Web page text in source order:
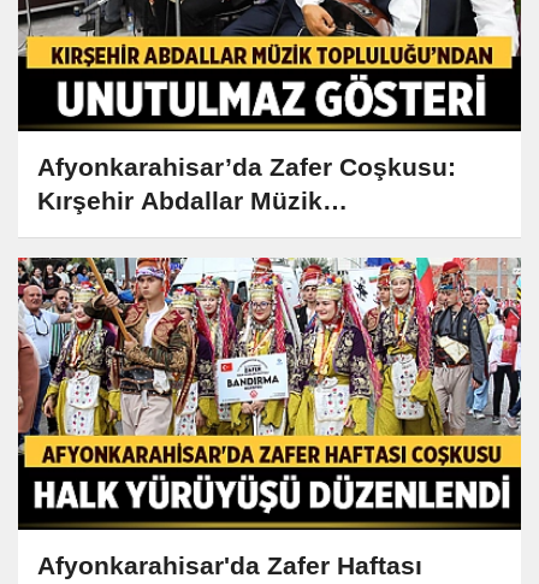
Afyonkarahisar’da Zafer Coşkusu:
Kırşehir Abdallar Müzik
Topluluğu’ndan Unutulmaz Gösteri
Afyonkarahisar'da Zafer Haftası